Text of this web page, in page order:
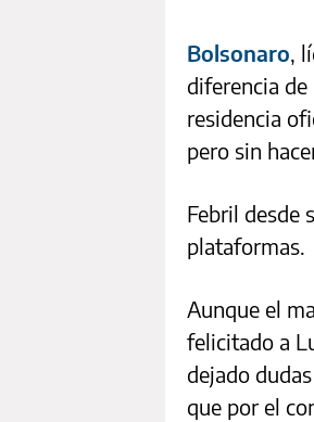
Bolsonaro,
diferencia
residencia
pero sin
Febril desde
plataformas.
Aunque el
felicitado a
dejado
que por el